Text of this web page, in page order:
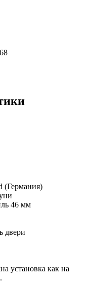
(Германия)
46 мм
двери
установка как на